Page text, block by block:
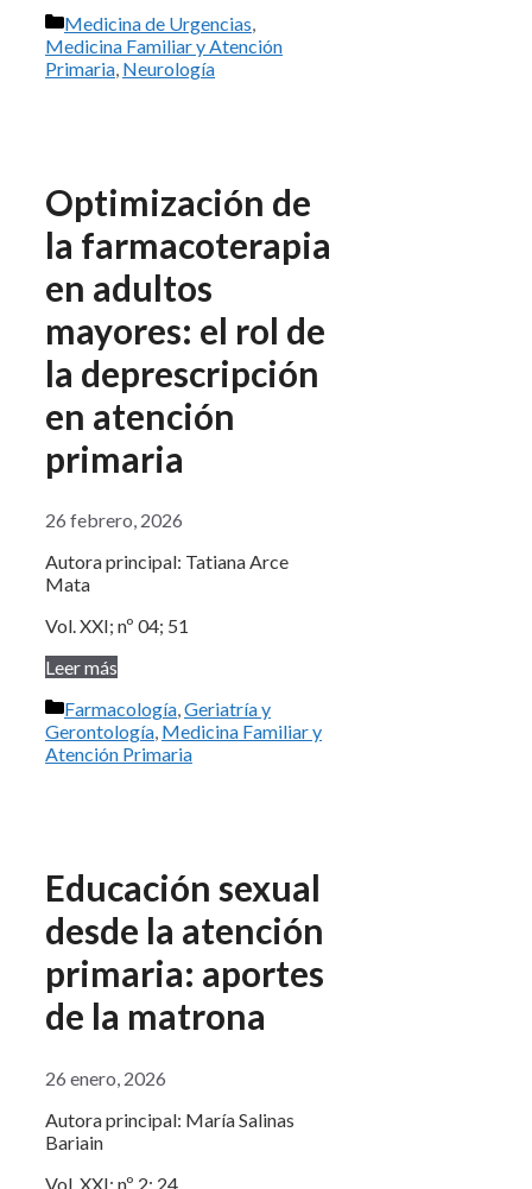
Categorías
Medicina de Urgencias
Medicina Familiar y Atención
Primaria Neurología
Optimización de
la farmacoterapia
en adultos
mayores: el rol de
la deprescripción
en atención
primaria
26 febrero, 2026
Autora principal: Tatiana Arce
Mata
Vol. XXI; nº 04; 51
Leer más
Categorías
Farmacología,Geriatría y
Gerontología, Medicina Familiar y
Atención Primaria
Educación sexual
desde la atención
primaria: aportes
de la matrona
26 enero, 2026
Autora principal: María Salinas
Bariain
Vol. XXI; nº 2; 24